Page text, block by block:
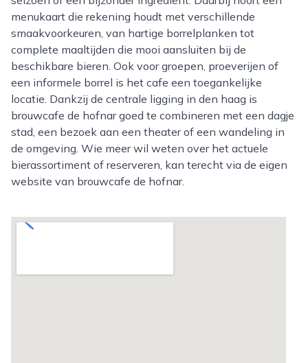
menukaart die rekening houdt met verschillende
smaakvoorkeuren, van hartige borrelplanken tot
complete maaltijden die mooi aansluiten bij de
beschikbare bieren. Ook voor groepen, proeverijen of
een informele borrel is het cafe een toegankelijke
locatie. Dankzij de centrale ligging in den haag is
brouwcafe de hofnar goed te combineren met een dagje
stad, een bezoek aan een theater of een wandeling in
de omgeving. Wie meer wil weten over het actuele
bierassortiment of reserveren, kan terecht via de eigen
website van brouwcafe de hofnar.